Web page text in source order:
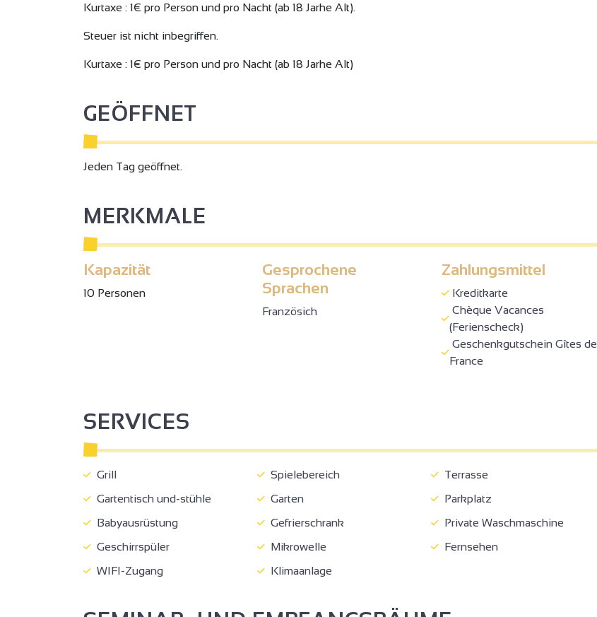
Kurtaxe : 1€ pro Person und pro Nacht (ab 18 Jarhe Alt).
Steuer ist nicht inbegriffen.
Kurtaxe : 1€ pro Person und pro Nacht (ab 18 Jarhe Alt)
GEÖFFNET
Jeden Tag geöffnet.
MERKMALE
Kapazität
10 Personen
Gesprochene
Sprachen
Französich
Zahlungsmittel
Kreditkarte
Chèque Vacances
(Ferienscheck)
Geschenkgutschein Gîtes de
France
SERVICES
Grill Spielebereich
Terrasse
Gartentisch und-stühle
Garten
Parkplatz
Babyausrüstung
Gefrierschrank
Private Waschmaschine
Geschirrspüler
Mikrowelle
Fernsehen
WIFI-Zugang
Klimaanlage